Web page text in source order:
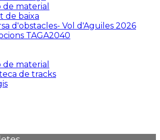
de material
de baixa
d'obstacles- Vol d'Aguiles 2026
TAGA2040
de material
de tracks